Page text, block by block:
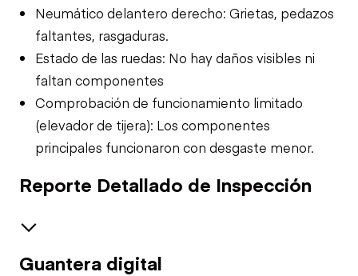
Neumático delantero derecho: Grietas, pedazos
faltantes, rasgaduras.
Estado de las ruedas: No hay daños visibles ni
faltan componentes
Comprobación de funcionamiento limitado
(elevador de tijera): Los componentes
principales funcionaron con desgaste menor.
Reporte Detallado de Inspección
Seguridad
Guantera digital